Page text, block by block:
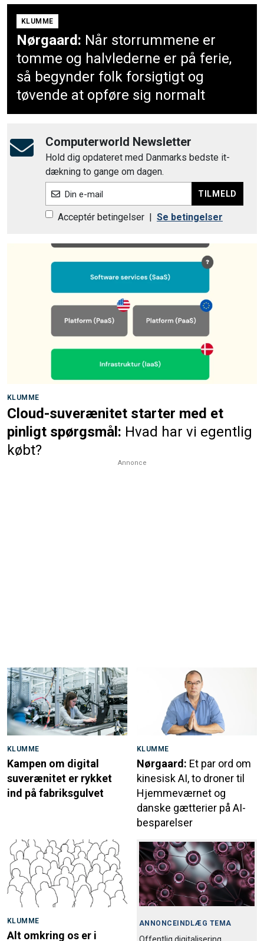
KLUMME
Nørgaard: Når storrummene er
tomme og halvlederne er på ferie,
så begynder folk forsigtigt og
tøvende at opføre sig normalt
Computerworld Newsletter
Hold dig opdateret med Danmarks bedste it-
dækning to gange om dagen.
Din e-mail TILMELD
Acceptér betingelser Se betingelser
KLUMME
Cloud-suverænitet starter med et
pinligt spørgsmål: Hvad har vi egentlig
købt?
Annonce
KLUMME
Kampen om digital
suverænitet er rykket
ind på fabriksgulvet
KLUMME
Nørgaard: Et par ord om
kinesisk AI, to droner til
Hjemmeværnet og
danske gætterier på AI-
besparelser
KLUMME
Alt omkring os er i
ANNONCEINDLÆG TEMA